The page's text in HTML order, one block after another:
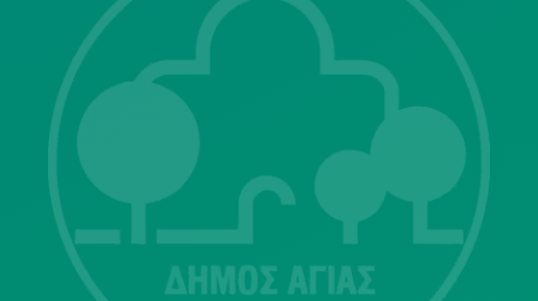
Λ. Μεσογείων 415-417 Τ.Κ.15343
Αγία Παρασκευή
213 2004500